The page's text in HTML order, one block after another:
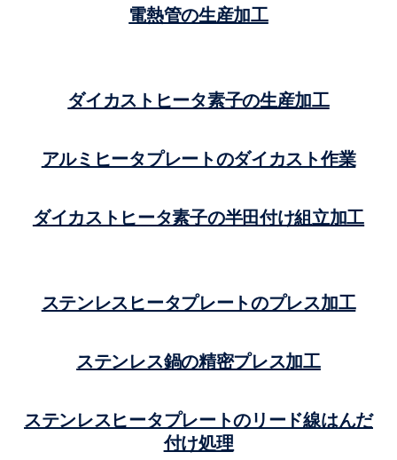
電熱管の生産加工
ダイカストヒータ素子の生産加工
アルミヒータプレートのダイカスト作業
ダイカストヒータ素子の半田付け組立加工
ステンレスヒータプレートのプレス加工
ステンレス鍋の精密プレス加工
ステンレスヒータプレートのリード線はんだ
付け処理